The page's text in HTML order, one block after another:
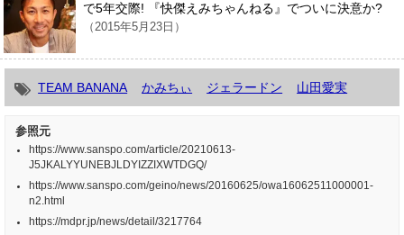
で5年交際! 『快傑えみちゃんねる』でついに決意か?
（2015年5月23日）
TEAM BANANA かみちぃ ジェラードン 山田愛実
参照元
https://www.sanspo.com/article/20210613-
J5JKALYYUNEBJLDYIZZIXWTDGQ/
https://www.sanspo.com/geino/news/20160625/owa16062511000001-
n2.html
https://mdpr.jp/news/detail/3217764